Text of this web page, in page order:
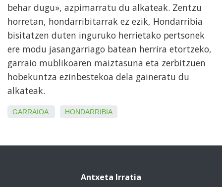
behar dugu», azpimarratu du alkateak. Zentzu
horretan, hondarribitarrak ez ezik, Hondarribia
bisitatzen duten inguruko herrietako pertsonek
ere modu jasangarriago batean herrira etortzeko,
garraio mublikoaren maiztasuna eta zerbitzuen
hobekuntza ezinbestekoa dela gaineratu du
alkateak.
GARRAIOA HONDARRIBIA
Antxeta Irratia